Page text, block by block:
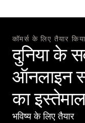
कॉमर्स के लिए तैयार
दुनिया के
ऑनलाइन
का
भविष्य के लिए तैयार